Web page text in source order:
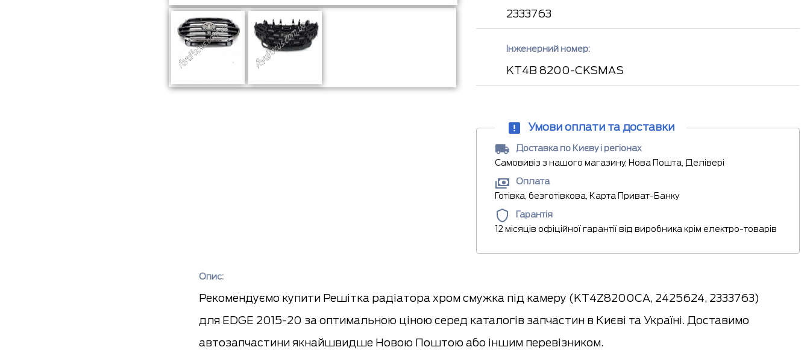
2333763
Інженерний номер:
KT4B 8200-CKSMAS
Умови оплати та доставки
Доставка по Києву і регіонах
Самовивіз з нашого магазину, Нова Пошта, Делівері
Оплата
Готівка, безготівкова, Карта Приват-Банку
Гарантія
12 місяців офіційної гарантії від виробника крім електро-товарів
Опис:
Рекомендуємо купити Решітка радіатора хром смужка під камеру (KT4Z8200CA, 2425624, 2333763)
для EDGE 2015-20 за оптимальною ціною серед каталогів запчастин в Києві та Україні. Доставимо
автозапчастини якнайшвидше Новою Поштою або іншим перевізником.